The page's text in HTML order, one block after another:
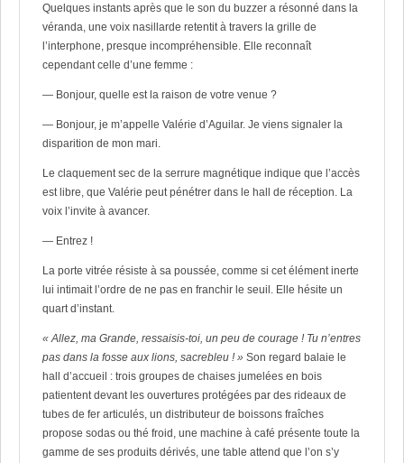
Quelques instants après que le son du buzzer a résonné dans la
véranda, une voix nasillarde retentit à travers la grille de
l’interphone, presque incompréhensible. Elle reconnaît
cependant celle d’une femme :
— Bonjour, quelle est la raison de votre venue ?
— Bonjour, je m’appelle Valérie d’Aguilar. Je viens signaler la
disparition de mon mari.
Le claquement sec de la serrure magnétique indique que l’accès
est libre, que Valérie peut pénétrer dans le hall de réception. La
voix l’invite à avancer.
— Entrez !
La porte vitrée résiste à sa poussée, comme si cet élément inerte
lui intimait l’ordre de ne pas en franchir le seuil. Elle hésite un
quart d’instant.
« Allez, ma Grande, ressaisis-toi, un peu de courage ! Tu n’entres
pas dans la fosse aux lions, sacrebleu ! » Son regard balaie le
hall d’accueil : trois groupes de chaises jumelées en bois
patientent devant les ouvertures protégées par des rideaux de
tubes de fer articulés, un distributeur de boissons fraîches
propose sodas ou thé froid, une machine à café présente toute la
gamme de ses produits dérivés, une table attend que l’on s’y